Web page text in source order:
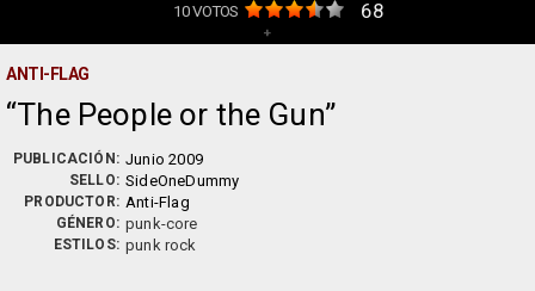
10VOTOS 68
+
ANTI-FLAG
The People or the Gun
PUBLICACIÓN: Junio 2009
SELLO: SideOneDummy
PRODUCTOR: Anti-Flag
GÉNERO: punk-core
ESTILOS: punk rock